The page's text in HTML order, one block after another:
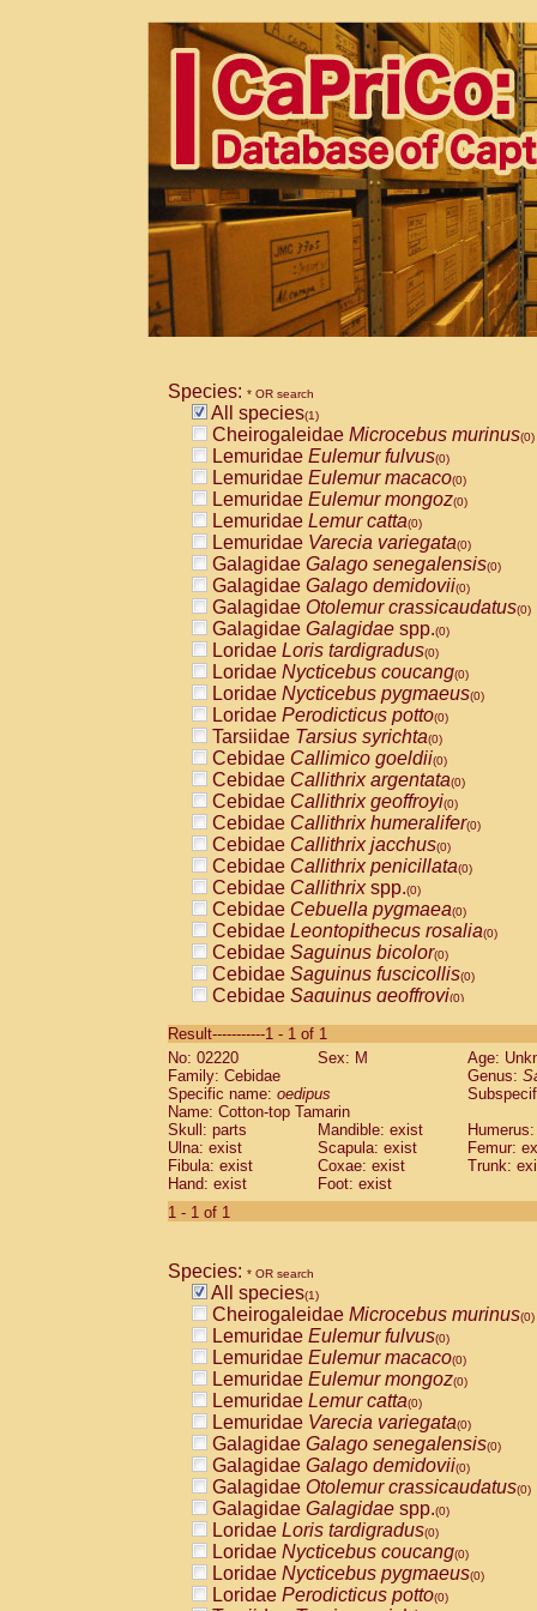
Species: * OR search
All species(1)
Cheirogaleidae Microcebus murinus(0)
Lemuridae Eulemur fulvus(0)
Lemuridae Eulemur macaco(0)
Lemuridae Eulemur mongoz(0)
Lemuridae Lemur catta(0)
Lemuridae Varecia variegata(0)
Galagidae Galago senegalensis(0)
Galagidae Galago demidovii(0)
Galagidae Otolemur crassicaudatus(0)
Galagidae Galagidae spp.(0)
Loridae Loris tardigradus(0)
Loridae Nycticebus coucang(0)
Loridae Nycticebus pygmaeus(0)
Loridae Perodicticus potto(0)
Tarsiidae Tarsius syrichta(0)
Cebidae Callimico goeldii(0)
Cebidae Callithrix argentata(0)
Cebidae Callithrix geoffroyi(0)
Cebidae Callithrix humeralifer(0)
Cebidae Callithrix jacchus(0)
Cebidae Callithrix penicillata(0)
Cebidae Callithrixspp.(0)
Cebidae Cebuella pygmaea(0)
Cebidae Leontopithecus rosalia(0)
Cebidae Saguinus bicolor(0)
Cebidae Saguinus fuscicollis(0)
Cebidae Saguinus geoffroyi(0)
CebidaeSaguinus labiatus(0)
Cebidae Saguinus leucopus (0)
Cebidae
CebidaeSaguinus mystax
Cebidae Saguinus nigricollis (0)
Cebidae Saguinus oedipus
Cebidae Saguinus weddelli
Cebidae Saguinusspp.
Cebidae
CebidaeCebus capucinus
CebidaeCebus nigrivittatus
CebidaeCebus spp.(0)
CebidaeSaimiri boliviensis(0)
CebidaeSaimiri sciureus(0)
AtelidaeAlouatta caraya(0)
AtelidaeAlouatta fusca(0)
AtelidaeAlouatta seniculus(0)
AtelidaeAlouattaspp.(0)
AtelidaeAteles belzebuth(0)
AtelidaeAteles geoffroyi(0)
AtelidaeAteles paniscus(0)
AtelidaeAtelesspp.(0)
AtelidaeLagothrix lagothricha(0)
AtelidaeLagothrix lagothricha cana
PitheciidaeCacajao calvus
Result-----------1 - 1 of 1
No: 02220
Sex: M
Age:
Family: Cebidae
Genus:
Specific name: oedipus
Name: Cotton-top Tamarin
Skull: parts
Mandible: exist
Ulna: exist
Scapula: exist
Femur:
Fibula: exist
Coxae: exist
Trunk:
Hand: exist
Foot: exist
1 - 1 of 1
Species: * OR search
All species(1)
Cheirogaleidae Microcebus murinus(0)
Lemuridae Eulemur fulvus(0)
Lemuridae Eulemur macaco(0)
Lemuridae Eulemur mongoz(0)
Lemuridae Lemur catta(0)
Lemuridae Varecia variegata(0)
Galagidae Galago senegalensis(0)
Galagidae Galago demidovii(0)
Galagidae Otolemur crassicaudatus(0)
Galagidae Galagidae spp.(0)
Loridae Loris tardigradus(0)
Loridae Nycticebus coucang(0)
Loridae Nycticebus pygmaeus(0)
Loridae Perodicticus potto(0)